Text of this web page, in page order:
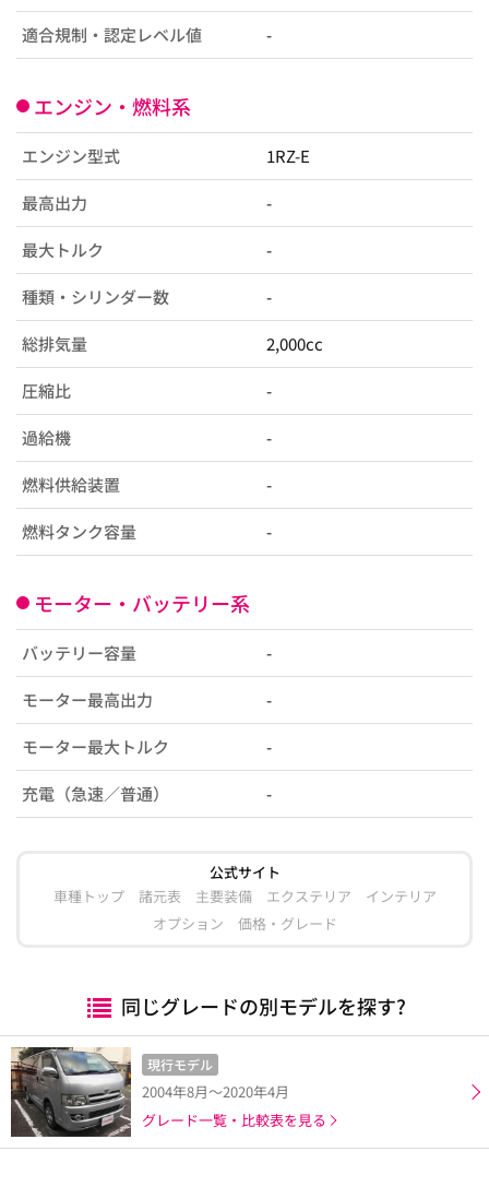
適合規制・認定レベル値 -
エンジン・燃料系
エンジン型式 1RZ-E
最高出力 -
最大トルク -
種類・シリンダー数 -
総排気量 2,000cc
圧縮比 -
過給機 -
燃料供給装置 -
燃料タンク容量 -
モーター・バッテリー系
バッテリー容量 -
モーター最高出力 -
モーター最大トルク -
充電（急速／普通） -
公式サイト
車種トップ
諸元表 主要装備 エクステリア
インテリア
オプション
価格・グレード
同じグレードの別モデルを探す?
現行モデル
2004年8月～2020年4月
グレード一覧・比較表を見る